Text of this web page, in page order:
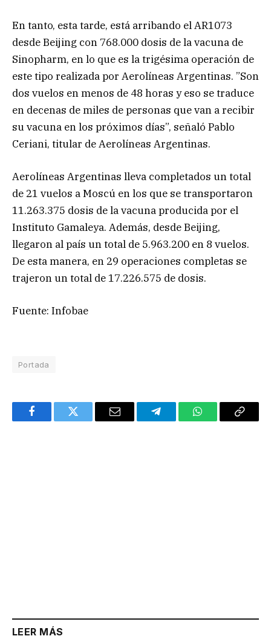
En tanto, esta tarde, está arribando el AR1073
desde Beijing con 768.000 dosis de la vacuna de
Sinopharm, en lo que es la trigésima operación de
este tipo realizada por Aerolíneas Argentinas. ”Son
dos vuelos en menos de 48 horas y eso se traduce
en decenas de miles de personas que van a recibir
su vacuna en los próximos días”, señaló Pablo
Ceriani, titular de Aerolíneas Argentinas.
Aerolíneas Argentinas lleva completados un total
de 21 vuelos a Moscú en los que se transportaron
11.263.375 dosis de la vacuna producida por el
Instituto Gamaleya. Además, desde Beijing,
llegaron al país un total de 5.963.200 en 8 vuelos.
De esta manera, en 29 operaciones completas se
trajeron un total de 17.226.575 de dosis.
Fuente: Infobae
Portada
FacebookTwitter Email TelegramWhatsAppCopy
LEER MÁS